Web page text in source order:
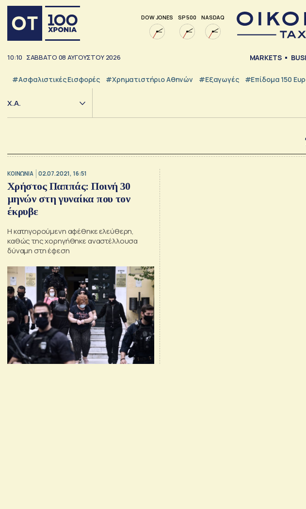
DOW JONES SP 500 NASDAQ
10:10 ΣΑΒΒΑΤΟ 08 ΑΥΓΟΥΣΤΟΥ 2026 MARKETS
#Ασφαλιστικές Εισφορές #Χρηματιστήριο Αθηνών #εξαγωγές #Επίδομα 150
Χ.Α.
ΚΟΙΝΩΝΙΑ 02.07.2021, 16:51
Χρήστος Παππάς: Ποινή 30
μηνών στη γυναίκα που τον
έκρυβε
Η κατηγορούμενη αφέθηκε ελεύθερη,
καθώς της χορηγήθηκε αναστέλλουσα
δύναμη στη έφεση